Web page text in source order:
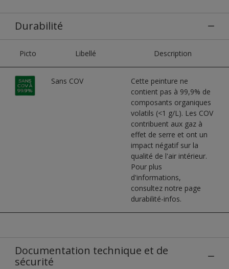
Durabilité
Picto Libellé Description
Sans COV
Cette peinture ne
contient pas à 99,9% de
composants organiques
volatils (<1 g/L). Les COV
contribuent aux gaz à
effet de serre et ont un
impact négatif sur la
qualité de l'air intérieur.
Pour plus
d'informations,
consultez notre page
durabilité-infos.
Documentation technique et de
sécurité